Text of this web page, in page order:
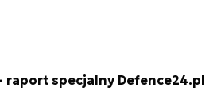
raport specjalny Defence24.pl